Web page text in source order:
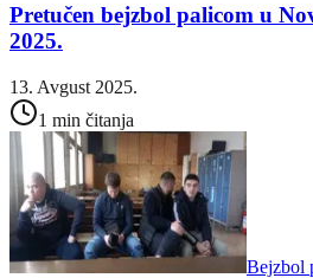
Pretučen bejzbol palicom u
2025.
13. Avgust 2025.
1 min čitanja
Bejzbol